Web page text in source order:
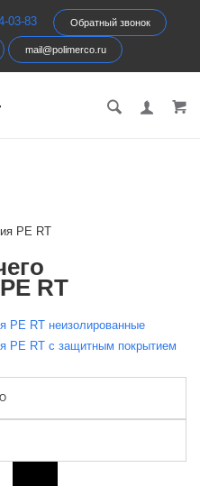
03-83 Обратный звонок
mail@polimerco.ru
PE RT
RT
PE RT неизолированные
PE RT с защитным покрытием